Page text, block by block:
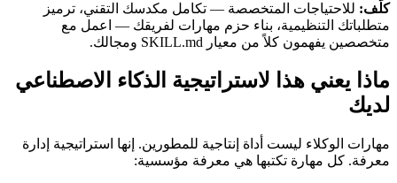
كلّف:للاحتياجات المتخصصة — تكامل مكدسك التقني، ترميز
متطلباتك التنظيمية، بناء حزم مهارات لفريقك — اعمل مع
متخصصين يفهمون كلاً من معيار SKILL.md ومجالك.
ماذا يعني هذا لاستراتيجية الذكاء الاصطناعي
لديك
مهارات الوكلاء ليست أداة إنتاجية للمطورين. إنها استراتيجية إدارة
معرفة. كل مهارة تكتبها هي معرفة مؤسسية: